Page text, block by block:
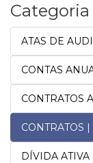
Categoria
ATAS DE
CONTAS
CONTRATOS
CONTRATOS
DÍVIDA ATIVA